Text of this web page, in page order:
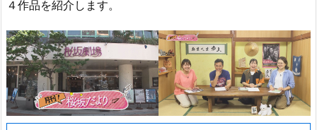
４作品を紹介します。